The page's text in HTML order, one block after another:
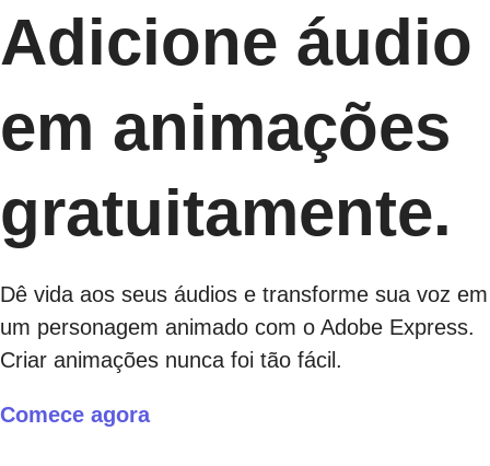
Adicione áudio
em animações
gratuitamente.
Dê vida aos seus áudios e transforme sua voz em
um personagem animado com o Adobe Express.
Criar animações nunca foi tão fácil.
Comece agora